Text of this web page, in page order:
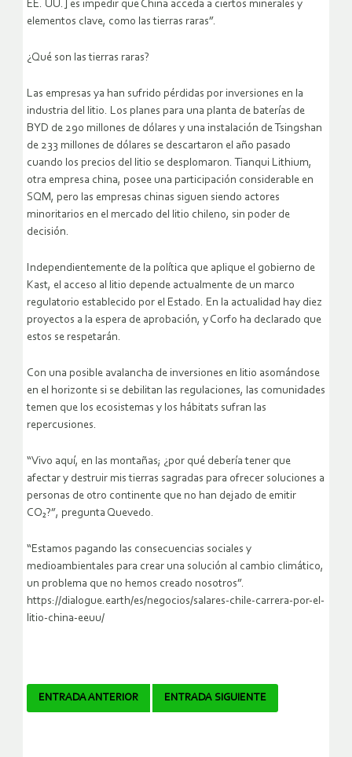
EE. UU.] es impedir que China acceda a ciertos minerales y
elementos clave, como las tierras raras”.
¿Qué son las tierras raras?
Las empresas ya han sufrido pérdidas por inversiones en la
industria del litio. Los planes para una planta de baterías de
BYD de 290 millones de dólares y una instalación de Tsingshan
de 233 millones de dólares se descartaron el año pasado
cuando los precios del litio se desplomaron. Tianqui Lithium,
otra empresa china, posee una participación considerable en
SQM, pero las empresas chinas siguen siendo actores
minoritarios en el mercado del litio chileno, sin poder de
decisión.
Independientemente de la política que aplique el gobierno de
Kast, el acceso al litio depende actualmente de un marco
regulatorio establecido por el Estado. En la actualidad hay diez
proyectos a la espera de aprobación, y Corfo ha declarado que
estos se respetarán.
Con una posible avalancha de inversiones en litio asomándose
en el horizonte si se debilitan las regulaciones, las comunidades
temen que los ecosistemas y los hábitats sufran las
repercusiones.
“Vivo aquí, en las montañas; ¿por qué debería tener que
afectar y destruir mis tierras sagradas para ofrecer soluciones a
personas de otro continente que no han dejado de emitir
CO₂?”, pregunta Quevedo.
“Estamos pagando las consecuencias sociales y
medioambientales para crear una solución al cambio climático,
un problema que no hemos creado nosotros”.
https://dialogue.earth/es/negocios/salares-chile-carrera-por-el-
litio-china-eeuu/
Navegador
ENTRADA ANTERIOR ENTRADA SIGUIENTE